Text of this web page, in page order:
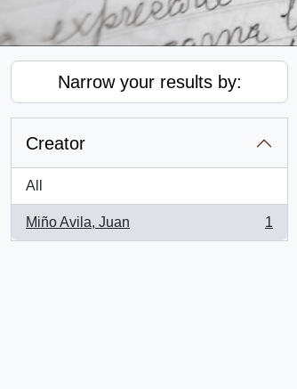
Narrow your results by:
Creator
All
Miño Avila, Juan
, 1 results
1